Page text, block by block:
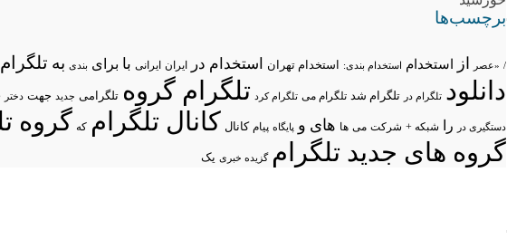
برچسب‌ها
/ «عصر از استخدام استخدام بندی: استخدام تهران استخدام در ایران ایرانی با برای بندی به
دانلود تلگرام در تلگرام شد تلگرام می تلگرام کرد تلگرام گروه تلگرامی جدید جهت دختر
دستگیری در را شبکه + شرکت می ها های و پایگاه پیام کانال کانال تلگرام که گروه
گروه های جدید تلگرام گزیده خبری یک